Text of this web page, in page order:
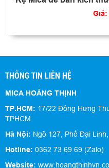
Giá:
THÔNG TIN LIÊN HỆ
MICA HOÀNG THỊNH
TP.HCM: 17/22 Đông Hưng
TPHCM
Hà Nội: Ngõ 127, Phố Đại
Hotline: 0362 73 69 69 (Zalo)
Website: